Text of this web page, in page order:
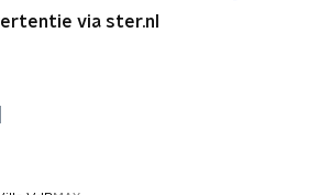
via ster.nl